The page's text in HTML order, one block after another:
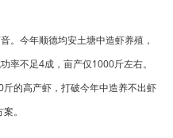
今年顺德均安土塘中造虾养殖，
率不足4成，亩产仅1000斤左右。
的高产虾，打破今年中造养不出虾
。